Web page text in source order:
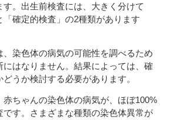
。出生前検査には、大きく分けて
「確定的検査」の2種類があります
、染色体の病気の可能性を調べるため
にはなりません。結果によっては、確
うか検討する必要があります。
赤ちゃんの染色体の病気が、ほぼ100%
です。さまざまな種類の染色体異常が